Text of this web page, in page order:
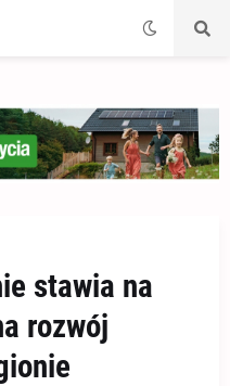
stawia na
rozwój